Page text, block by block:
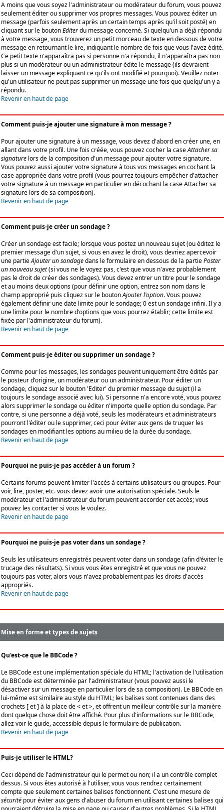
A moins que vous soyez l'administrateur ou modérateur du forum, vous pouvez
seulement éditer ou supprimer vos propres messages. Vous pouvez éditer un
message (parfois seulement après un certain temps après qu'il soit posté) en
cliquant sur le boutonEditerdu message concerné. Si quelqu'un a déjà répondu
à votre message, vous trouverez un petit morceau de texte en dessous de votre
message en retournant le lire, indiquant le nombre de fois que vous l'avez édité.
Ce petit texte n'apparaîtra pas si personne n'a répondu, il n'apparaîtra pas non
plus si un modérateur ou un administrateur édite le message (ils devraient
laisser un message expliquant ce qu'ils ont modifié et pourquoi). Veuillez noter
qu'un utilisateur ne peut pas supprimer un message une fois que quelqu'un y a
répondu.
Revenir en haut de page
Comment puis-je ajouter une signature à mon message ?
Pour ajouter une signature à un message, vous devez d'abord en créer une, en
allant dans votre profil. Une fois créée, vous pouvez cocher la caseAttacher sa
signature lors de la composition d'un message pour ajouter votre signature.
Vous pouvez aussi ajouter votre signature à tous vos messages en cochant la
case appropriée dans votre profil (vous pourrez toujours empêcher d'attacher
votre signature à un message en particulier en décochant la case Attacher sa
signature lors de sa composition).
Revenir en haut de page
Comment puis-je créer un sondage ?
Créer un sondage est facile; lorsque vous postez un nouveau sujet (ou éditez le
premier message d'un sujet, si vous en avez le droit), vous devriez apercevoir
une partieAjouter un sondagedans le formulaire en dessous de la partiePoster
un nouveau sujet(si vous ne le voyez pas, c'est que vous n'avez probablement
pas le droit de créer des sondages). Vous devez entrer un titre pour le sondage
et au moins deux options (pour définir une option, entrez son nom dans le
champ approprié puis cliquez sur le boutonAjouter l'option. Vous pouvez
également définir une date limite pour le sondage; 0 est un sondage infini. Il y a
une limite pour le nombre d'options que vous pourrez établir; cette limite est
fixée par l'administrateur du forum).
Revenir en haut de page
Comment puis-je éditer ou supprimer un sondage ?
Comme pour les messages, les sondages peuvent uniquement être édités par
le posteur d'origine, un modérateur ou un administrateur. Pour éditer un
sondage, cliquez sur le bouton 'Editer' du premier message du sujet (il a
toujours le sondage associé avec lui). Si personne n'a encore voté, vous pouvez
alors supprimer le sondage ou éditer n'importe quelle option du sondage. Par
contre, si une personne a déjà voté, seuls les modérateurs et administrateurs
pourront l'éditer ou le supprimer, ceci pour éviter aux gens de truquer les
sondages en modifiant les options au milieu de la durée du sondage.
Revenir en haut de page
Pourquoi ne puis-je pas accéder à un forum ?
Certains forums peuvent limiter l'accès à certains utilisateurs ou groupes. Pour
voir, lire, poster, etc. vous devez avoir une autorisation spéciale. Seuls le
modérateur et l'administrateur du forum peuvent accorder cet accès; vous
pouvez les contacter si vous le voulez.
Revenir en haut de page
Pourquoi ne puis-je pas voter dans un sondage ?
Seuls les utilisateurs enregistrés peuvent voter dans un sondage (afin d'éviter le
trucage des résultats). Si vous vous êtes enregistré et que vous ne pouvez
toujours pas voter, alors vous n'avez probablement pas les droits d'accès
appropriés.
Revenir en haut de page
Mise en forme et types de sujets
Qu'est-ce que le BBCode ?
Le BBCode est une implémentation spéciale du HTML; l'activation de l'utilisation
du BBCode est déterminée par l'administrateur (vous pouvez aussi le
désactiver sur un message en particulier lors de sa composition). Le BBCode en
lui-même est similaire au style du HTML; les balises sont contenues dans des
crochets [ et ] à la place de < et >, et offrent un meilleur contrôle sur la manière
dont quelque chose doit être affiché. Pour plus d'informations sur le BBCode,
allez voir le guide, accessible depuis le formulaire de publication.
Revenir en haut de page
Puis-je utiliser le HTML?
Ceci dépend de l'administrateur qui le permet ou non; il a un contrôle complet
dessus. Si vous êtes autorisé à l'utiliser, vous vous rendrez certainement
compte que seulement certaines balises fonctionnent. C'est une mesure de
sécurité pour éviter aux gens d'abuser du forum en utilisant certaines balises qui